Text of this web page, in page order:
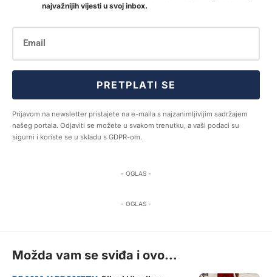
najvažnijih vijesti u svoj inbox.
PRETPLATI SE
Prijavom na newsletter pristajete na e-maila s najzanimljivijim sadržajem
našeg portala. Odjaviti se možete u svakom trenutku, a vaši podaci su
sigurni i koriste se u skladu s GDPR-om.
- OGLAS -
- OGLAS -
Možda vam se sviđa i ovo...